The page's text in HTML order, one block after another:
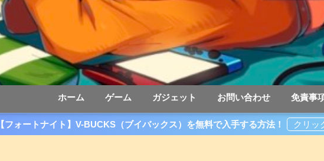
ホーム ゲーム ガジェット お問い合わせ 免責事
【フォートナイト】V-BUCKS（ブイバックス）を無料で入手する方法！